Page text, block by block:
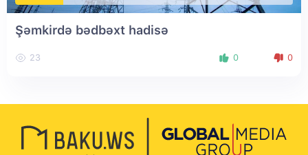
Şəmkirdə bədbəxt hadisə
23 0 0